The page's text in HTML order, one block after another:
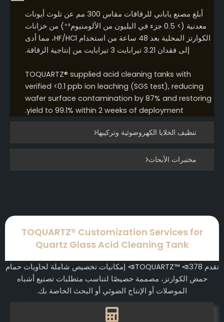
تنظيف الخلايا الكهروضوئية وتركيبها
مختبرات الأبحاث
أبلغ مصنع ياباني للرقاقات مقاس 300 مم عن تلوث أيونات
معدنية (> 0.5 جزء في البليون من الألومنيوم³⁺) من خزانات
الكوارتز المحلية بعد 48 ساعة من استخدام HF/HCl، مما أدى
إلى فقدان 3.21 تيرابايت 3 تيرابايت من إنتاجية الرقاقة.
TOQUARTZ® supplied acid cleaning tanks with
verified <0.1 ppb ion leaching (SGS test), reducing
wafer surface contamination by 87% and restoring
yield to 99.1% within 2 weeks of deployment.
TOQUARTZ® Customization Services for
Quartz Glass Acid Cleaning Tank
تقدم TOQUARTZ™ ⧏378⧐ إمكانيات تخصيص شاملة لحاويات حمام
حمض الكوارتز، مصممة خصيصًا لتناسب متطلبات تصنيع أشباه
الموصلات أو الإنتاج الضوئي أو البحث الخاصة بك.